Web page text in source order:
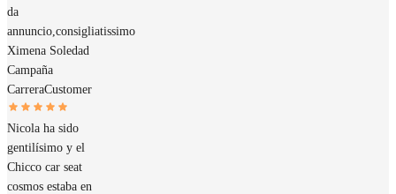
da
annuncio,consigliatissimo
Ximena Soledad
Campaña
CarreraCustomer
Nicola ha sido
gentilísimo y el
Chicco car seat
cosmos estaba en